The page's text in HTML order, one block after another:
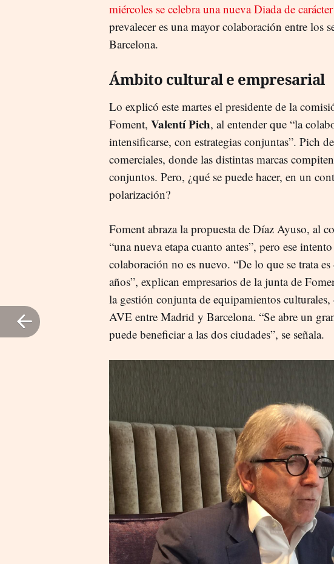
miércoles se celebra una nueva Diada de
prevalecer es una mayor colaboración entre los
Barcelona.
Ámbito cultural e empresarial
Lo explicó este martes el presidente de la
Foment, Valentí Pich, al entender que “la
intensificarse, con estrategias conjuntas”. Pich
comerciales, donde las distintas marcas
conjuntos. Pero, ¿qué se puede hacer, en un
polarización?
Foment abraza la propuesta de Díaz Ayuso, al
“una nueva etapa cuanto antes”, pero ese
colaboración no es nuevo. “De lo que se trata
años”, explican empresarios de la junta de
la gestión conjunta de equipamientos
AVE entre Madrid y Barcelona. “Se abre un
puede beneficiar a las dos ciudades”, se señala.